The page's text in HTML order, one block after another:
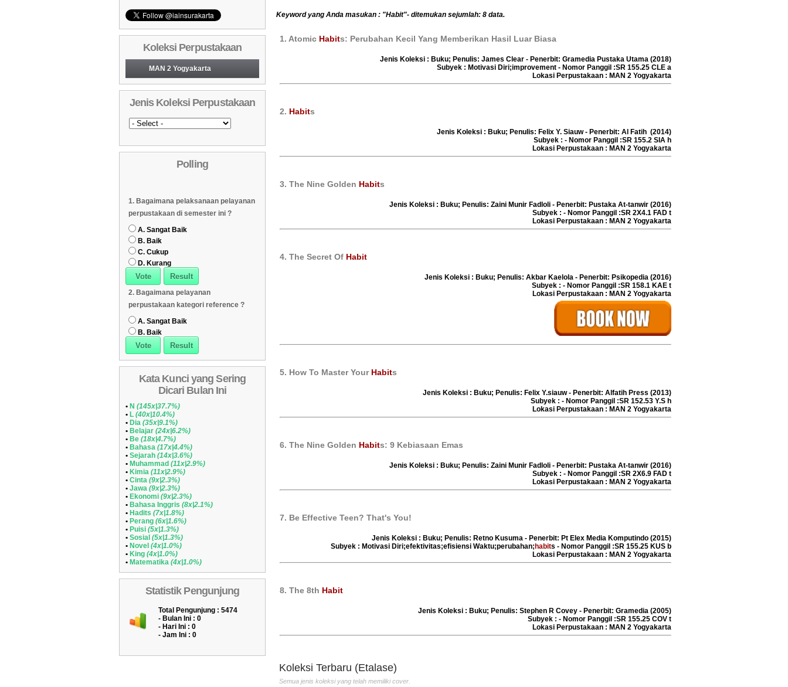
Koleksi Perpustakaan
MAN 2 Yogyakarta
02 Daftar Koleksi Baru (Tgl.Input)
03 Daftar Koleksi (Pengarang)
04 Daftar Koleksi (Judul)
Daftar Koleksi (Subyek)
Dipinjam
07 Daftar Koleksi (Klasifikasi/ddc)
Jenis Koleksi Perpustakaan
Polling
1. Bagaimana pelaksanaan pelayanan
perpustakaan di semester ini ?
A. Sangat Baik
B. Baik
C. Cukup
D. Kurang
2. Bagaimana pelayanan
perpustakaan kategori reference ?
A. Sangat Baik
B. Baik
Kata Kunci yang Sering
Dicari Bulan Ini
• N (145x|37.7%)
• L (40x|10.4%)
• Dia (35x|9.1%)
• Belajar (24x|6.2%)
• Be (18x|4.7%)
• Bahasa (17x|4.4%)
• Sejarah (14x|3.6%)
• Muhammad (11x|2.9%)
• Kimia (11x|2.9%)
• Cinta (9x|2.3%)
• Jawa (9x|2.3%)
• Ekonomi (9x|2.3%)
• Bahasa Inggris (8x|2.1%)
• Hadits (7x|1.8%)
• Perang (6x|1.6%)
• Puisi (5x|1.3%)
• Sosial (5x|1.3%)
• Novel (4x|1.0%)
• King (4x|1.0%)
• Matematika (4x|1.0%)
Statistik Pengunjung
Total Pengunjung : 5474
- Bulan Ini : 0
- Hari Ini : 0
- Jam Ini : 0
Keyword yang Anda masukan : "Habit"- ditemukan sejumlah: 8 data.
1. Atomic Habits: Perubahan Kecil Yang Memberikan Hasil Luar Biasa
Jenis Koleksi : Buku; Penulis: James Clear - Penerbit: Gramedia Pustaka Utama (2018)
Subyek : Motivasi Diri;improvement - Nomor Panggil :SR 155.25 CLE a
Lokasi Perpustakaan : MAN 2 Yogyakarta
2. Habits
Jenis Koleksi : Buku; Penulis: Felix Y. Siauw - Penerbit: Al Fatih (2014)
Subyek : - Nomor Panggil :SR 155.2 SIA h
Lokasi Perpustakaan : MAN 2 Yogyakarta
3. The Nine Golden Habits
Jenis Koleksi : Buku; Penulis: Zaini Munir Fadloli - Penerbit: Pustaka At-tanwir (2016)
Subyek : - Nomor Panggil :SR 2X4.1 FAD t
Lokasi Perpustakaan : MAN 2 Yogyakarta
4. The Secret Of Habit
Jenis Koleksi : Buku; Penulis: Akbar Kaelola - Penerbit: Psikopedia (2016)
Subyek : - Nomor Panggil :SR 158.1 KAE t
Lokasi Perpustakaan : MAN 2 Yogyakarta
5. How To Master Your Habits
Jenis Koleksi : Buku; Penulis: Felix Y.siauw - Penerbit: Alfatih Press (2013)
Subyek : - Nomor Panggil :SR 152.53 Y.S h
Lokasi Perpustakaan : MAN 2 Yogyakarta
6. The Nine Golden Habits: 9 Kebiasaan Emas
Jenis Koleksi : Buku; Penulis: Zaini Munir Fadloli - Penerbit: Pustaka At-tanwir (2016)
Subyek : - Nomor Panggil :SR 2X6.9 FAD t
Lokasi Perpustakaan : MAN 2 Yogyakarta
7. Be Effective Teen? That's You!
Jenis Koleksi : Buku; Penulis: Retno Kusuma - Penerbit: Pt Elex Media Komputindo (2015)
Subyek : Motivasi Diri;efektivitas;efisiensi Waktu;perubahan; habits - Nomor Panggil :SR 155.25 KUS b
Lokasi Perpustakaan : MAN 2 Yogyakarta
8. The 8th Habit
Jenis Koleksi : Buku; Penulis: Stephen R Covey - Penerbit: Gramedia (2005)
Subyek : - Nomor Panggil :SR 155.25 COV t
Lokasi Perpustakaan : MAN 2 Yogyakarta
Koleksi Terbaru (Etalase)
Semua jenis koleksi yang telah memiliki cover.
Pendidikan Jasmani
Olahraga Dan